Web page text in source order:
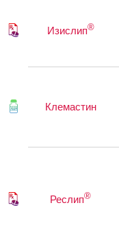
Изислип®
Клемастин
Реслип®